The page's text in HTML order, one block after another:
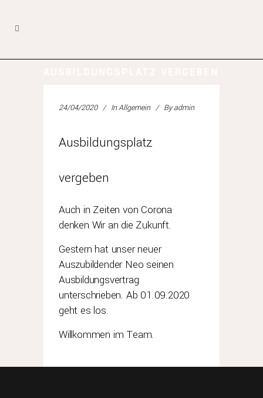
24/04/2020 InAllgemein By admin
Ausbildungsplatz
vergeben
Auch in Zeiten von Corona
denken Wir an die Zukunft.
Gestern hat unser neuer
Auszubildender Neo seinen
Ausbildungsvertrag
unterschrieben. Ab 01.09.2020
geht es los.
Willkommen im Team.